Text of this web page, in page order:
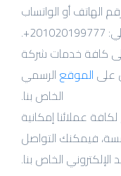
الهاتف أو الواتساب
كافة خدمات شركة
على الموقع الرسمي
الخاص بنا.
عملائنا إمكانية
فيمكنك التواصل
الإلكتروني الخاص بنا.